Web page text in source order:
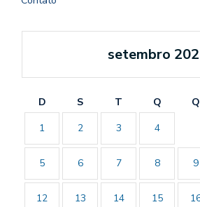
setembro
D S T Q Q
1
2 3 4
5 6 7 8 9
12 13 14 15